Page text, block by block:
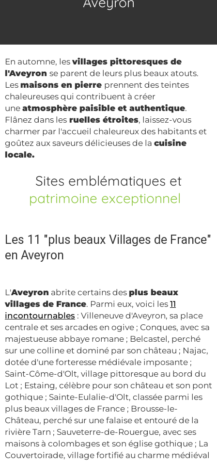
En automne, les villages pittoresques de
l'Aveyron se parent de leurs plus beaux atouts.
Les maisons en pierre prennent des teintes
chaleureuses qui contribuent à créer
une atmosphère paisible et authentique.
Flânez dans les ruelles étroites, laissez-vous
charmer par l'accueil chaleureux des habitants et
goûtez aux saveurs délicieuses de la cuisine
locale.
Sites emblématiques et
patrimoine exceptionnel
Les 11 "plus beaux Villages de France"
en Aveyron
L'Aveyron abrite certains des plus beaux
villages de France. Parmi eux, voici les 11
incontournables : Villeneuve d'Aveyron, sa place
centrale et ses arcades en ogive ; Conques, avec sa
majestueuse abbaye romane ; Belcastel, perché
sur une colline et dominé par son château ; Najac,
dotée d'une forteresse médiévale imposante ;
Saint-Côme-d'Olt, village pittoresque au bord du
Lot ; Estaing, célèbre pour son château et son pont
gothique ; Sainte-Eulalie-d'Olt, classée parmi les
plus beaux villages de France ; Brousse-le-
Château, perché sur une falaise et entouré de la
rivière Tarn ; Sauveterre-de-Rouergue, avec ses
maisons à colombages et son église gothique ; La
Couvertoirade, village fortifié au charme médiéval